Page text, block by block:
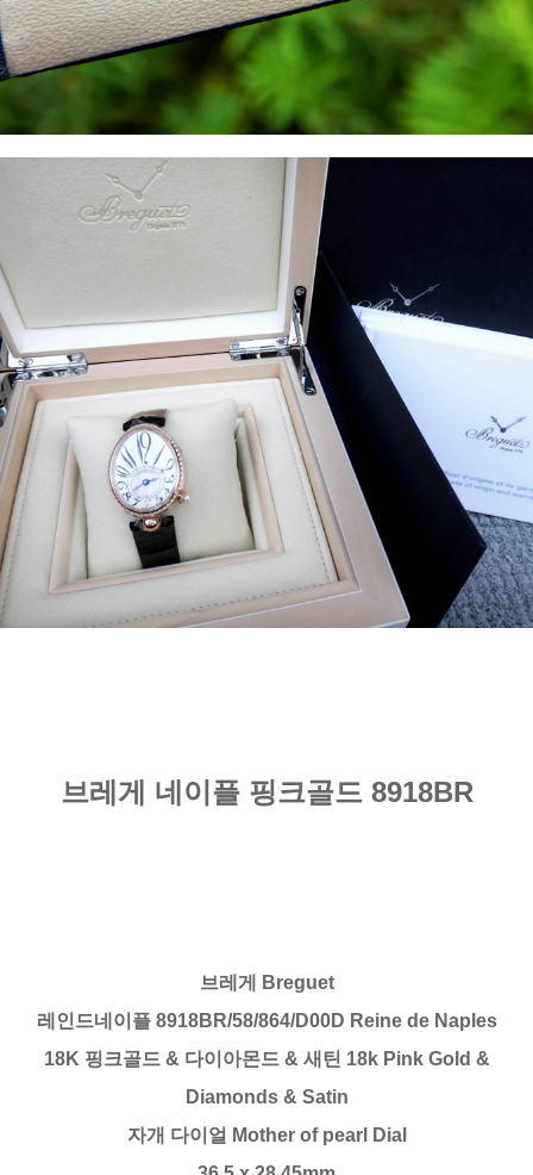
브레게 네이플 핑크골드 8918BR
브레게 Breguet
레인드네이플 8918BR/58/864/D00D Reine de Naples
18K 핑크골드 & 다이아몬드 & 새틴 18k Pink Gold &
Diamonds & Satin
자개 다이얼 Mother of pearl Dial